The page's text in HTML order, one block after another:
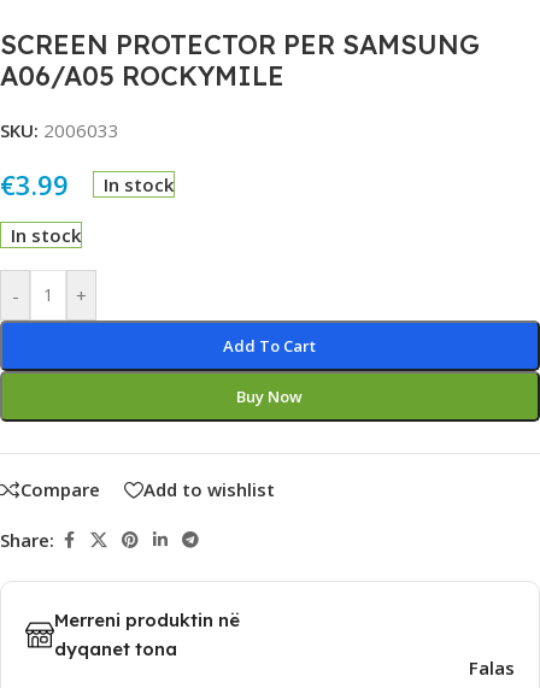
SCREEN PROTECTOR PER SAMSUNG
A06/A05 ROCKYMILE
SKU: 2006033
€3.99 In stock
In stock
- +
Add To Cart
Buy Now
Alternative:
Compare Add to wishlist
Share:
Merreni produktin në
dyqanet tona
Falas